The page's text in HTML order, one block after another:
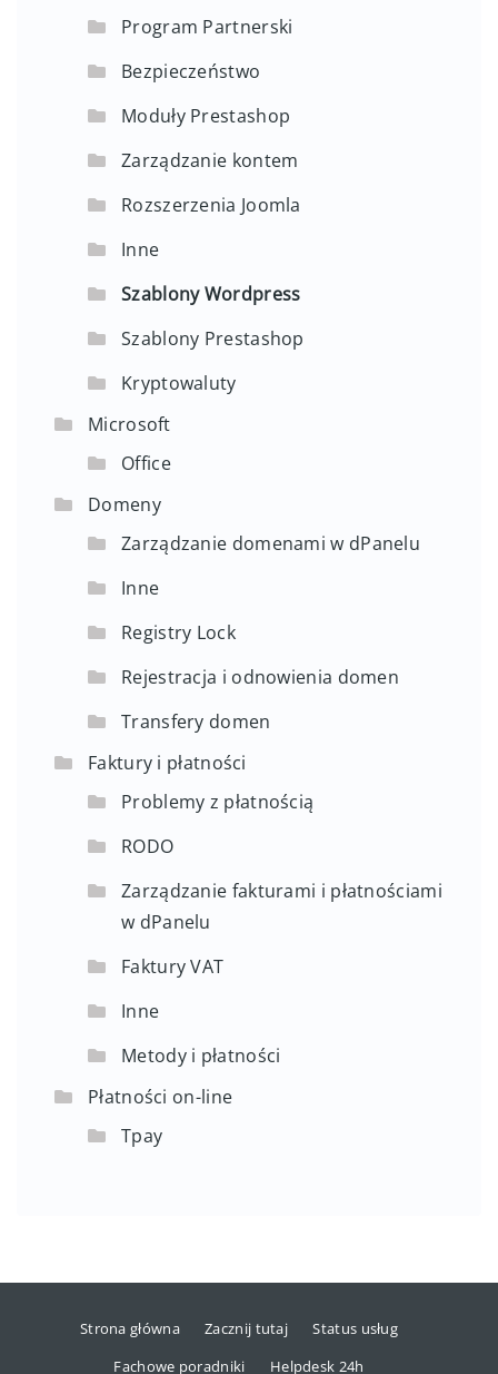
Program Partnerski
Bezpieczeństwo
Moduły Prestashop
Zarządzanie kontem
Rozszerzenia Joomla
Inne
Szablony Wordpress
Szablony Prestashop
Kryptowaluty
Microsoft
Office
Domeny
Zarządzanie domenami w dPanelu
Inne
Registry Lock
Rejestracja i odnowienia domen
Transfery domen
Faktury i płatności
Problemy z płatnością
RODO
Zarządzanie fakturami i płatnościami
w dPanelu
Faktury VAT
Inne
Metody i płatności
Płatności on-line
Tpay
Strona główna Zacznij tutaj
Status usług
Fachowe poradniki
Helpdesk 24h